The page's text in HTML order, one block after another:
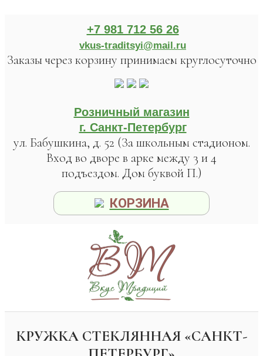
+7 981 712 56 26
vkus-traditsyi@mail.ru
Заказы через корзину принимаем круглосуточно
Розничный магазин
г. Санкт-Петербург
ул. Бабушкина, д. 52 (За школьным стадионом.
Вход во дворе в арке между 3 и 4
подъездом. Дом буквой П.)
КОРЗИНА
КРУЖКА СТЕКЛЯННАЯ «САНКТ-